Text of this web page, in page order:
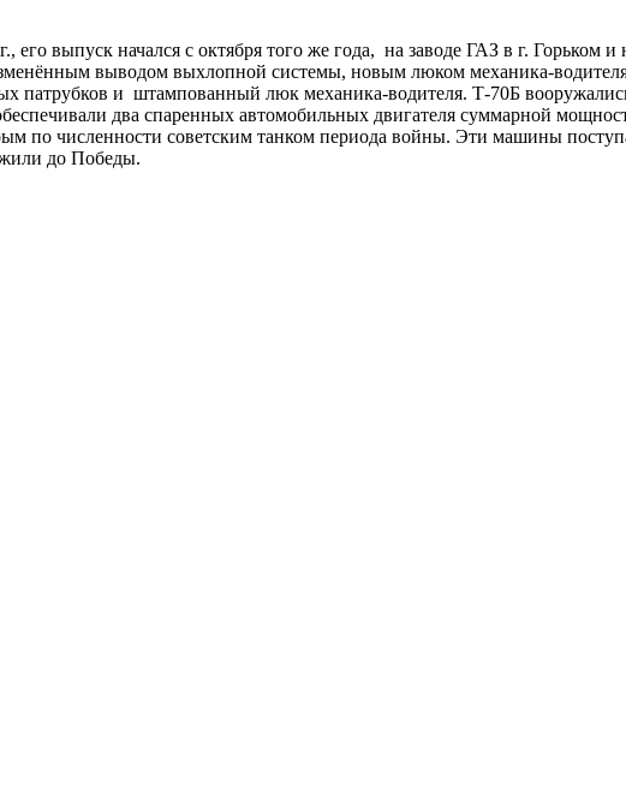
выпуск начался с октября того же года, на заводе ГАЗ в г. Горьком
выводом выхлопной системы, новым люком механика-
патрубков и штампованный люк механика-водителя. Т-70Б
два спаренных автомобильных двигателя суммарной
по численности советским танком периода войны. Эти машины
до Победы.